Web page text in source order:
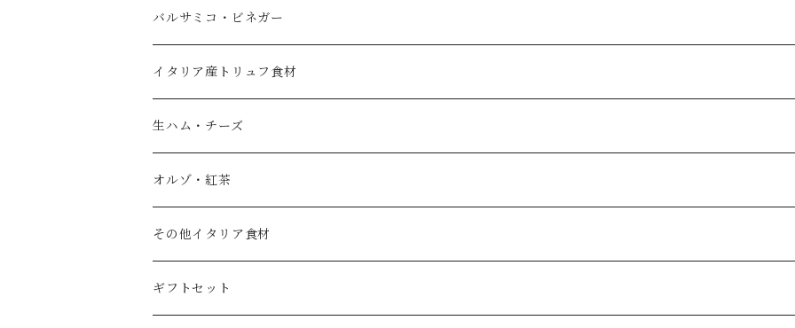
エキストラバージンオリーブオイル
フレーバーオイル
ノベッロ（秋の新油）
ピュアオリーブオイル
国産エキストラバージンオリーブオイル
バルサミコ・ビネガー
黒バルサミコ
白バルサミコ
ピンク（ロゼ）バルサミコ
その他調味料（コンディメント）
スペイン産ワインビネガー
イタリア産トリュフ食材
生ハム・チーズ
オルゾ・紅茶
コーヒー豆
紅茶・ハーブティー
その他イタリア食材
トマト
ギフトセット